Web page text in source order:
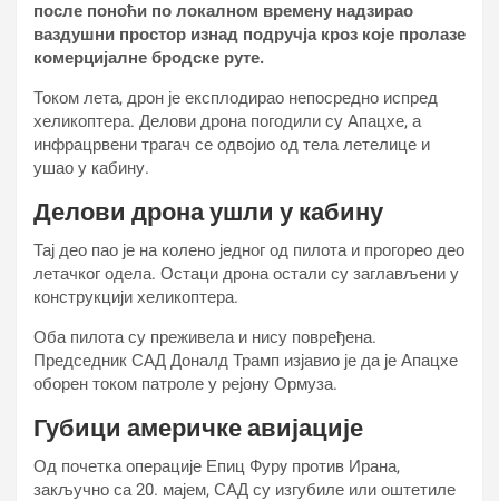
после поноћи по локалном времену надзирао
ваздушни простор изнад подручја кроз које пролазе
комерцијалне бродске руте.
Током лета, дрон је експлодирао непосредно испред
хеликоптера. Делови дрона погодили су Апацхе, а
инфрацрвени трагач се одвојио од тела летелице и
ушао у кабину.
Делови дрона ушли у кабину
Тај део пао је на колено једног од пилота и прогорео део
летачког одела. Остаци дрона остали су заглављени у
конструкцији хеликоптера.
Оба пилота су преживела и нису повређена.
Председник САД Доналд Трамп изјавио је да је Апацхе
оборен током патроле у рејону Ормуза.
Губици америчке авијације
Од почетка операције Епиц Фурy против Ирана,
закључно са 20. мајем, САД су изгубиле или оштетиле